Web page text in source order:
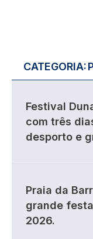
CATEGORIA:
Festival
com três
desporto e
Praia da
grande
2026.